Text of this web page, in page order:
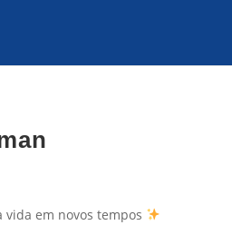
vida em novos tempos